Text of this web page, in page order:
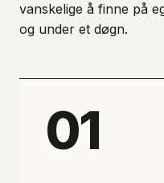
vanskelige å finne på
og under et døgn.
01